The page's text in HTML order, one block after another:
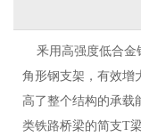
釆用高强度低合金
角形钢支架，有效增
高了整个结构的承载
类铁路桥梁的简支T梁